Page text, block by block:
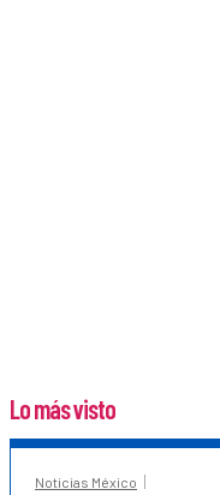
Lo más visto
Noticias México